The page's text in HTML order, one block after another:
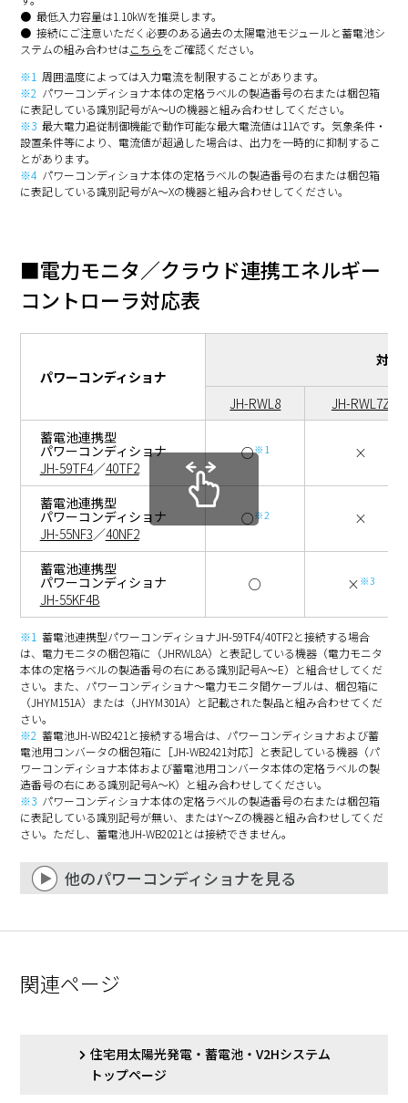
NU-250AJ 3～12枚※1 3～12枚※1※2
NU-218AJ 3～14枚※1 3～14枚
NU-240AH 3～12枚※1 3～12枚※1※2
NU-210AH 3～14枚※1 3～14枚※1※2
NU-197AH 3～15枚 ※1 3～15枚
NU-X22AF 3～13枚 3～13枚
NQ-256AF 3～11枚 3～11枚
NQ-225AG
NQ-159AG 4～18枚 4～18枚
NQ-103LG/RG
NQ-220HE ※1 3～13枚 ※1※2
最低入力容量は1.10kWを推奨します。
接続にご注意いただく必要のある過去の太陽電池モジュールと蓄電池シ
ステムの組み合わせはこちらをご確認ください。
※1 周囲温度によっては入力電流を制限することがあります。
※2 パワーコンディショナ本体の定格ラベルの製造番号の右または梱包箱
に表記している識別記号がA〜Uの機器と組み合わせしてください。
※3 最大電力追従制御機能で動作可能な最大電流値は11Aです。気象条件・
設置条件等により、電流値が超過した場合は、出力を一時的に抑制するこ
とがあります。
※4 パワーコンディショナ本体の定格ラベルの製造番号の右または梱包箱
に表記している識別記号がA〜Xの機器と組み合わせしてください。
■電力モニタ／クラウド連携エネルギー
コントローラ対応表
パワーコンディショナ
対応
JH-RWL8
JH-RWL7Z
蓄電池連携型
パワーコンディショナ
JH-59TF4／40TF2
○※1 ×
蓄電池連携型
パワーコンディショナ
JH-55NF3／40NF2
○※2 ×
蓄電池連携型
パワーコンディショナ
JH-55KF4B
○ × ※3
※1 蓄電池連携型パワーコンディショナJH-59TF4/40TF2と接続する場合
は、電力モニタの梱包箱に（JHRWL8A）と表記している機器（電力モニタ
本体の定格ラベルの製造番号の右にある識別記号A～E）と組合せしてくだ
さい。また、パワーコンディショナ〜電力モニタ間ケーブルは、梱包箱に
（JHYM151A）または（JHYM301A）と記載された製品と組み合わせてくだ
さい。
※2 蓄電池JH-WB2421と接続する場合は、パワーコンディショナおよび蓄
電池用コンバータの梱包箱に［JH-WB2421対応］と表記している機器（パ
ワーコンディショナ本体および蓄電池用コンバータ本体の定格ラベルの製
造番号の右にある識別記号A～K）と組み合わせしてください。
※3 パワーコンディショナ本体の定格ラベルの製造番号の右または梱包箱
に表記している識別記号が無い、またはY〜Zの機器と組み合わせしてくだ
さい。ただし、蓄電池JH-WB2021とは接続できません。
他のパワーコンディショナを見る
太陽電池
JH-45GB3＊ ／55GB3＊
JH-55FC4P ／55JB4
関連ページ
住宅用太陽光発電・蓄電池・V2Hシステム
トップページ